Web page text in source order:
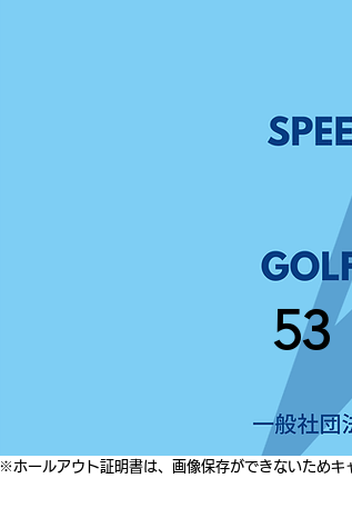
53
※ホールアウト証明書は、画像保存ができないためキ